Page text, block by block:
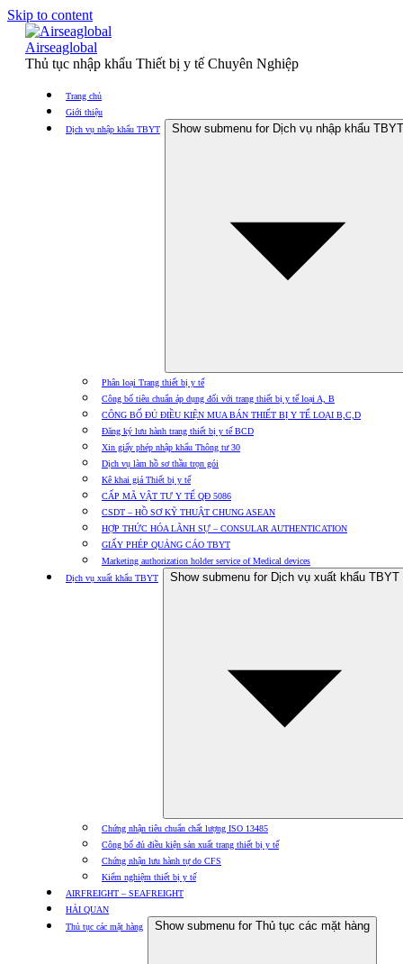
Skip to content
Airseaglobal
Thủ tục nhập khẩu Thiết bị y tế Chuyên Nghiệp
Trang chủ
Giới thiệu
Dịch vụ nhập khẩu TBYT
Show submenu for Dịch vụ nhập khẩu TBYT
Phân loại Trang thiết bị y tế
Công bố tiêu chuẩn áp dụng đối với trang thiết bị y tế loại A, B
CÔNG BỐ ĐỦ ĐIỀU KIỆN MUA BÁN THIẾT BỊ Y TẾ LOẠI B,C,D
Đăng ký lưu hành trang thiết bị y tế BCD
Xin giấy phép nhập khẩu Thông tư 30
Dịch vụ làm hồ sơ thầu trọn gói
Kê khai giá Thiết bị y tế
CẤP MÃ VẬT TƯ Y TẾ QĐ 5086
CSDT – HỒ SƠ KỸ THUẬT CHUNG ASEAN
HỢP THỨC HÓA LÃNH SỰ – CONSULAR AUTHENTICATION
GIẤY PHÉP QUẢNG CÁO TBYT
Marketing authorization holder service of Medical devices
Dịch vụ xuất khẩu TBYT
Show submenu for Dịch vụ xuất khẩu TBYT
Chứng nhận tiêu chuẩn chất lượng ISO 13485
Công bố đủ điều kiện sản xuất trang thiết bị y tế
Chứng nhận lưu hành tự do CFS
Kiểm nghiệm thiết bị y tế
AIRFREIGHT – SEAFREIGHT
HẢI QUAN
Thủ tục các mặt hàng
Show submenu for Thủ tục các mặt hàng